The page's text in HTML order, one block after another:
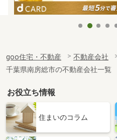
goo住宅・不動産 不動産会社
千葉県南房総市の不動産会社一覧
お役立ち情報
住まいのコラム